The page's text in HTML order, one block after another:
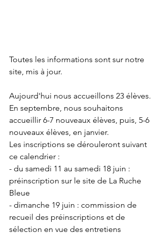
Toutes les informations sont sur notre
site, mis à jour.
Aujourd'hui nous accueillons 23 élèves.
En septembre, nous souhaitons
accueillir 6-7 nouveaux élèves, puis, 5-6
nouveaux élèves, en janvier.
Les inscriptions se dérouleront suivant
ce calendrier :
- du samedi 11 au samedi 18 juin :
préinscription sur le site de La Ruche
Bleue
- dimanche 19 juin : commission de
recueil des préinscriptions et de
sélection en vue des entretiens